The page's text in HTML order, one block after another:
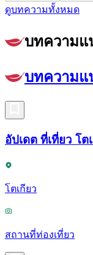
ดูบทความทั้งหมด
บทความแ
บทความแ
อัปเดต ที่เที่ยว โ
โตเกียว
สถานที่ท่องเที่ยว